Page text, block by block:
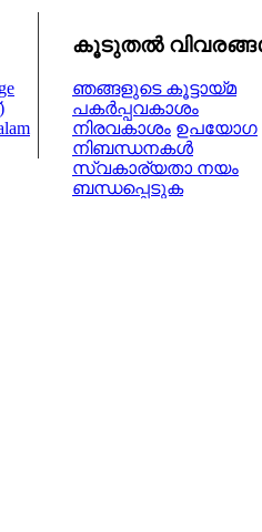
കൂടുതല്‍
ഞങ്ങളുടെ കൂട്ടായ്മ
പകര്‍പ്പവകാശം
നിരവകാശം ഉപയോഗ
നിബന്ധനകള്‍
സ്വകാര്യതാ നയം
ബന്ധപ്പെടുക